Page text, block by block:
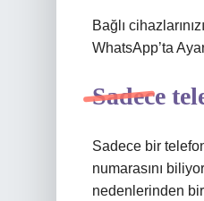
Bağlı
WhatsApp’ta
Sadece
Sadece bir
numarasını
nedenlerinden